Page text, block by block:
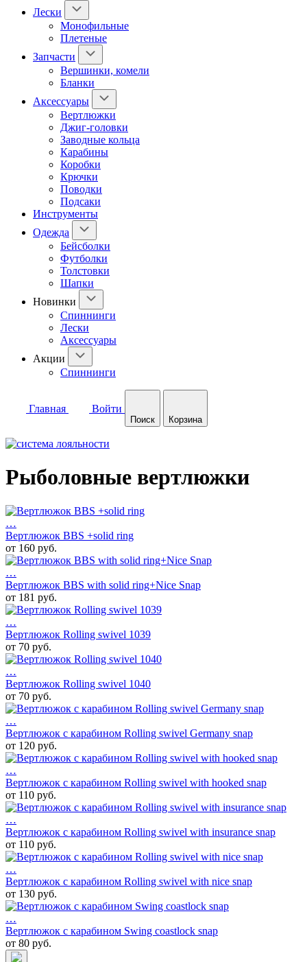
Лески
Монофильные
Плетеные
Запчасти
Вершинки, комели
Бланки
Аксессуары
Вертлюжки
Джиг-головки
Заводные кольца
Карабины
Коробки
Крючки
Поводки
Подсаки
Инструменты
Одежда
Бейсболки
Футболки
Толстовки
Шапки
Новинки
Спиннинги
Лески
Аксессуары
Акции
Спиннинги
Главная Войти
Поиск Корзина
Рыболовные вертлюжки
…
Вертлюжок BBS +solid ring
от 160 руб.
…
Вертлюжок BBS with solid ring+Nice Snap
от 181 руб.
…
Вертлюжок Rolling swivel 1039
от 70 руб.
…
Вертлюжок Rolling swivel 1040
от 70 руб.
…
Вертлюжок с карабином Rolling swivel Germany snap
от 120 руб.
…
Вертлюжок с карабином Rolling swivel with hooked snap
от 110 руб.
…
Вертлюжок с карабином Rolling swivel with insurance snap
от 110 руб.
…
Вертлюжок с карабином Rolling swivel with nice snap
от 130 руб.
…
Вертлюжок с карабином Swing coastlock snap
от 80 руб.